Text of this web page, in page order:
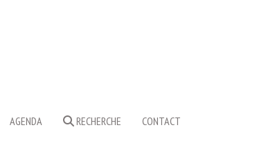
AGENDA RECHERCHE CONTACT